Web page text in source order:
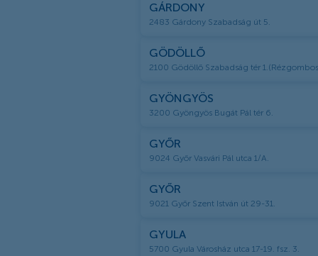
GÁRDONY
2483 Gárdony Szabadság út 5.
GÖDÖLLŐ
2100 Gödöllő Szabadság tér
GYÖNGYÖS
3200 Gyöngyös Bugát Pál tér 6.
GYŐR
9024 Győr Vasvári Pál utca 1/A.
GYŐR
9021 Győr Szent István út 29-31.
GYULA
5700 Gyula Városház utca 17-19. fsz. 3.